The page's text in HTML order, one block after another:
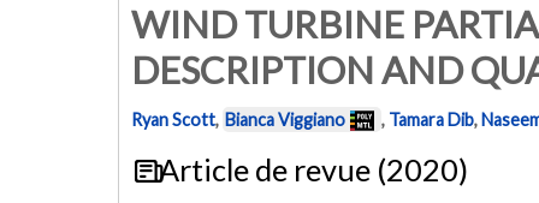
WIND TURBINE
DESCRIPTION AND
Ryan Scott, Bianca Viggiano , Tamara Dib,
Article de revue (2020)